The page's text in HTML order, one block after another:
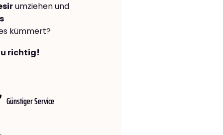
umziehen und
kümmert?
richtig!
Günstiger Service